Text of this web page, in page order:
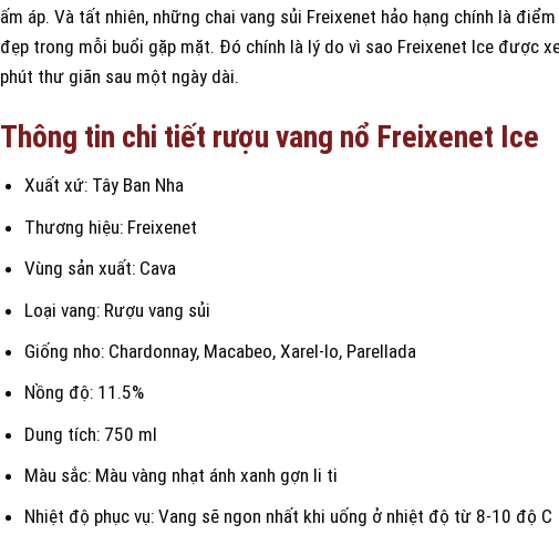
ấm áp. Và tất nhiên, những chai vang sủi Freixenet hảo hạng chính là
đẹp trong mỗi buổi gặp mặt. Đó chính là lý do vì sao Freixenet Ice được
phút thư giãn sau một ngày dài.
Thông tin chi tiết rượu vang nổ Freixenet Ice
Xuất xứ: Tây Ban Nha
Thương hiệu: Freixenet
Vùng sản xuất: Cava
Loại vang: Rượu vang sủi
Giống nho: Chardonnay, Macabeo, Xarel-lo, Parellada
Nồng độ: 11.5%
Dung tích: 750 ml
Màu sắc: Màu vàng nhạt ánh xanh gợn li ti
Nhiệt độ phục vụ: Vang sẽ ngon nhất khi uống ở nhiệt độ từ 8-10 độ C